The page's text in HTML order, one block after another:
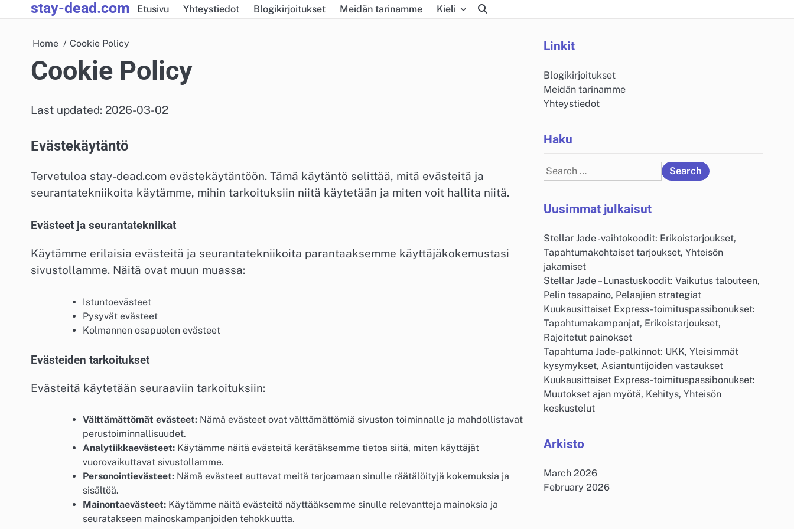
to
stay-dead.com Etusivu Yhteystiedot Blogikirjoitukset Meidän tarinamme Kieli
Home Cookie Policy
Cookie Policy
Last updated: 2026-03-02
Evästekäytäntö
Tervetuloa stay-dead.com evästekäytäntöön. Tämä käytäntö selittää, mitä evästeitä ja
seurantatekniikoita käytämme, mihin tarkoituksiin niitä käytetään ja miten voit hallita niitä.
Evästeet ja seurantatekniikat
Käytämme erilaisia evästeitä ja seurantatekniikoita parantaaksemme käyttäjäkokemustasi
sivustollamme. Näitä ovat muun muassa:
Istuntoevästeet
Pysyvät evästeet
Kolmannen osapuolen evästeet
Evästeiden tarkoitukset
Evästeitä käytetään seuraaviin tarkoituksiin:
Välttämättömät evästeet: Nämä evästeet ovat välttämättömiä sivuston toiminnalle ja mahdollistavat
perustoiminnallisuudet.
Analytiikkaevästeet: Käytämme näitä evästeitä kerätäksemme tietoa siitä, miten käyttäjät
vuorovaikuttavat sivustollamme.
Personointievästeet: Nämä evästeet auttavat meitä tarjoamaan sinulle räätälöityjä kokemuksia ja
sisältöä.
Mainontaevästeet: Käytämme näitä evästeitä näyttääksemme sinulle relevantteja mainoksia ja
seuratakseen mainoskampanjoiden tehokkuutta.
Linkit
Blogikirjoitukset
Meidän tarinamme
Yhteystiedot
Haku
Search
for:
Uusimmat julkaisut
Stellar Jade -vaihtokoodit: Erikoistarjoukset,
Tapahtumakohtaiset tarjoukset, Yhteisön
jakamiset
Stellar Jade – Lunastuskoodit: Vaikutus talouteen,
Pelin tasapaino, Pelaajien strategiat
Kuukausittaiset Express-toimituspassibonukset:
Tapahtumakampanjat, Erikoistarjoukset,
Rajoitetut painokset
Tapahtuma Jade-palkinnot: UKK, Yleisimmät
kysymykset, Asiantuntijoiden vastaukset
Kuukausittaiset Express-toimituspassibonukset:
Muutokset ajan myötä, Kehitys, Yhteisön
keskustelut
Arkisto
March 2026
February 2026